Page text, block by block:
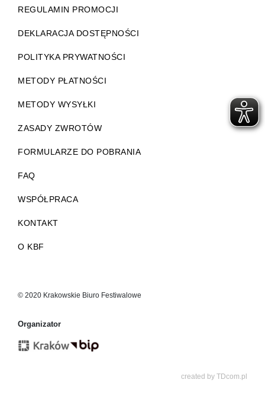
REGULAMIN PROMOCJI
DEKLARACJA DOSTĘPNOŚCI
POLITYKA PRYWATNOŚCI
METODY PŁATNOŚCI
METODY WYSYŁKI
ZASADY ZWROTÓW
FORMULARZE DO POBRANIA
FAQ
WSPÓŁPRACA
KONTAKT
O KBF
© 2020 Krakowskie Biuro Festiwalowe
Organizator
created by TDcom.pl